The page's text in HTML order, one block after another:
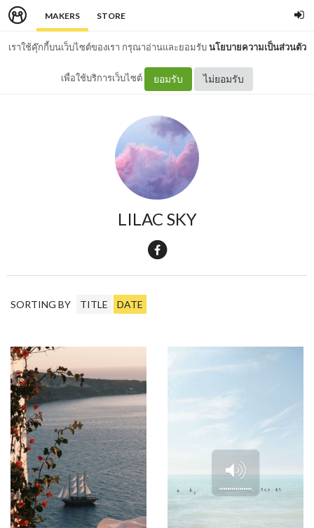
MAKERS STORE
เราใช้คุ๊กกี้บนเว็บไซต์ของเรา กรุณาอ่านและยอมรับนโยบายความเป็นส่วนตัว
เพื่อใช้บริการเว็บไซต์ ยอมรับ ไม่ยอมรับ
LILAC SKY
SORTING BY TITLE DATE